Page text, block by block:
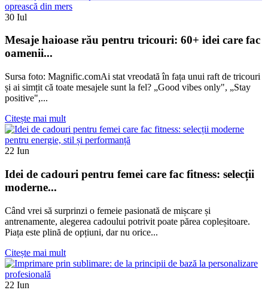
30 Iul
Mesaje haioase rău pentru tricouri: 60+ idei care fac
oamenii...
Sursa foto: Magnific.comAi stat vreodată în fața unui raft de tricouri
și ai simțit că toate mesajele sunt la fel? „Good vibes only", „Stay
positive",...
Citește mai mult
22 Iun
Idei de cadouri pentru femei care fac fitness: selecții
moderne...
Când vrei să surprinzi o femeie pasionată de mișcare și
antrenamente, alegerea cadoului potrivit poate părea copleșitoare.
Piața este plină de opțiuni, dar nu orice...
Citește mai mult
22 Iun